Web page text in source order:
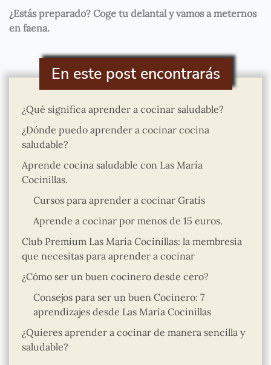
¿Estás preparado? Coge tu delantal y vamos a meternos
en faena.
En este post encontrarás
¿Qué significa aprender a cocinar saludable?
¿Dónde puedo aprender a cocinar cocina
saludable?
Aprende cocina saludable con Las María
Cocinillas.
Cursos para aprender a cocinar Gratis
Aprende a cocinar por menos de 15 euros.
Club Premium Las María Cocinillas: la membresía
que necesitas para aprender a cocinar
¿Cómo ser un buen cocinero desde cero?
Consejos para ser un buen Cocinero: 7
aprendizajes desde Las María Cocinillas
¿Quieres aprender a cocinar de manera sencilla y
saludable?